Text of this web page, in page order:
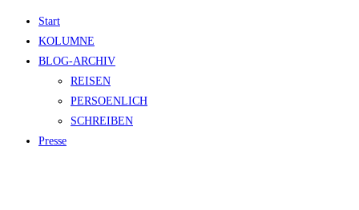
Zum
Inhalt
springen
Start
KOLUMNE
BLOG-ARCHIV
REISEN
PERSOENLICH
SCHREIBEN
Presse